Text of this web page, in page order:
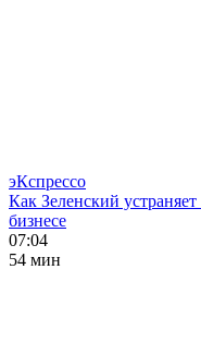
эКспрессо
Как Зеленский
бизнесе
07:04
54 мин